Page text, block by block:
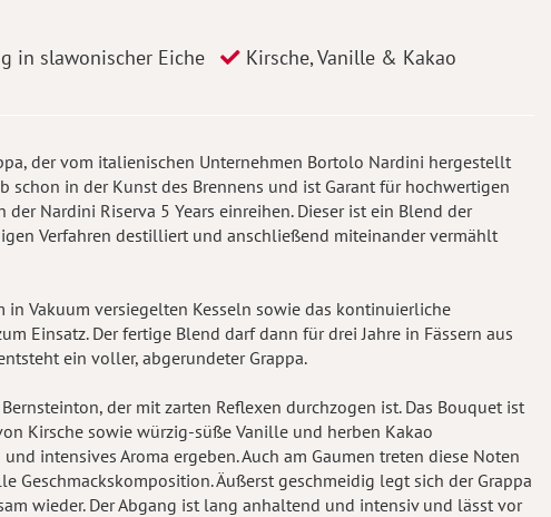
in slawonischer Eiche Kirsche, Vanille & Kakao
der vom italienischen Unternehmen Bortolo Nardini hergestellt
schon in der Kunst des Brennens und ist Garant für hochwertigen
Nardini Riserva 5 Years einreihen. Dieser ist ein Blend der
Verfahren destilliert und anschließend miteinander vermählt
Vakuum versiegelten Kesseln sowie das kontinuierliche
Einsatz. Der fertige Blend darf dann für drei Jahre in Fässern aus
ein voller, abgerundeter Grappa.
der mit zarten Reflexen durchzogen ist. Das Bouquet ist
Kirsche sowie würzig-süße Vanille und herben Kakao
intensives Aroma ergeben. Auch am Gaumen treten diese Noten
Geschmackskomposition. Äußerst geschmeidig legt sich der Grappa
wieder. Der Abgang ist lang anhaltend und intensiv und lässt vor